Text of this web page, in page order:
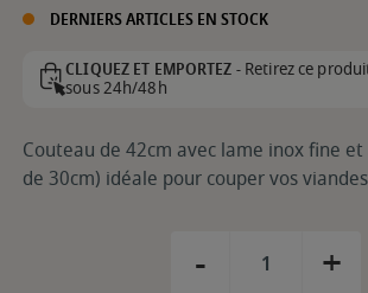
DERNIERS ARTICLES EN STOCK
CLIQUEZ ET EMPORTEZ -Retirez ce
sous 24h/48h
Couteau de 42cm avec lame inox fine
de 30cm) idéale pour couper vos
- +